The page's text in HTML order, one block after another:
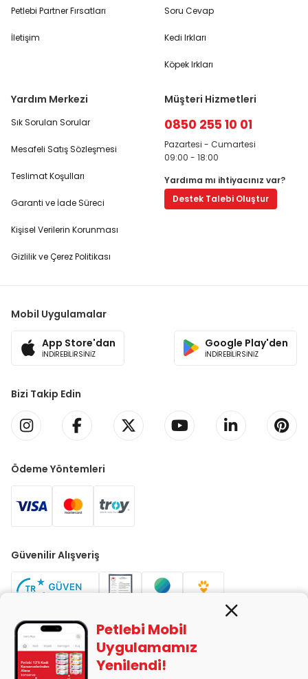
Petlebi Partner Fırsatları
İletişim
Soru Cevap
Kedi Irkları
Köpek Irkları
Yardım Merkezi
Sık Sorulan Sorular
Mesafeli Satış Sözleşmesi
Teslimat Koşulları
Garanti ve İade Süreci
Kişisel Verilerin Korunması
Gizlilik ve Çerez Politikası
Müşteri Hizmetleri
0850 255 10 01
Pazartesi - Cumartesi
09:00 - 18:00
Yardıma mı ihtiyacınız var?
Destek Talebi Oluştur
Mobil Uygulamalar
App Store'dan
İNDİREBİLİRSİNİZ
Google Play'den
İNDİREBİLİRSİNİZ
Bizi Takip Edin
Ödeme Yöntemleri
Güvenilir Alışveriş
PETLEBİ EVCİL HAYVAN ÜRÜNLERİ PAZ. SAN. TİC. LTD. ŞTİ. Alaşarköy
Petlebi Mobil
Uygulamamız
Yenilendi!